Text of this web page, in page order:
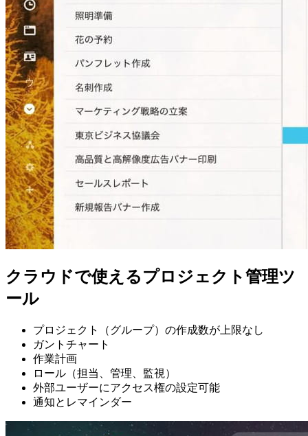
クラウドで使えるプロジェクト管理ツ
ール
プロジェクト（グループ）の作成数が上限なし
ガントチャート
作業計画
ロール（担当、管理、監視）
外部ユーザーにアクセス権の設定可能
通知とレマインダー